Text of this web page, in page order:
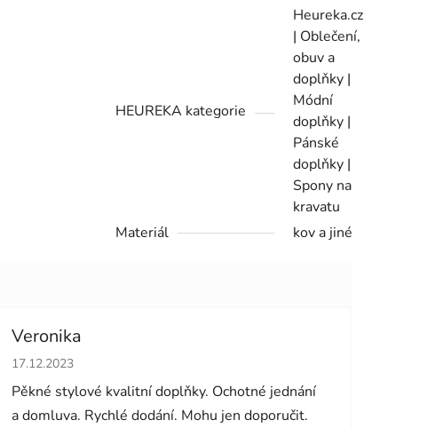
HEUREKA kategorie
Heureka.cz
| Oblečení,
obuv a
doplňky |
Módní
doplňky |
Pánské
doplňky |
Spony na
kravatu
Materiál
kov a jiné
Veronika
Hodnocení obchodu je 5 z 5 hvězdiček.
17.12.2023
Pěkné stylové kvalitní doplňky. Ochotné jednání
a domluva. Rychlé dodání. Mohu jen doporučit.